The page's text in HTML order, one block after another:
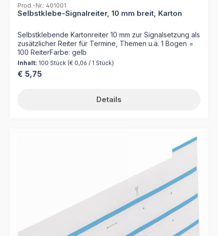
Prod.-Nr.: 401001
Selbstklebe-Signalreiter, 10 mm breit, Karton
Selbstklebende Kartonreiter 10 mm zur Signalsetzung als
zusätzlicher Reiter für Termine, Themen u.ä. 1 Bogen =
100 ReiterFarbe: gelb
Inhalt: 100 Stück (€ 0,06 / 1 Stück)
Regulärer Preis:
€ 5,75
Details